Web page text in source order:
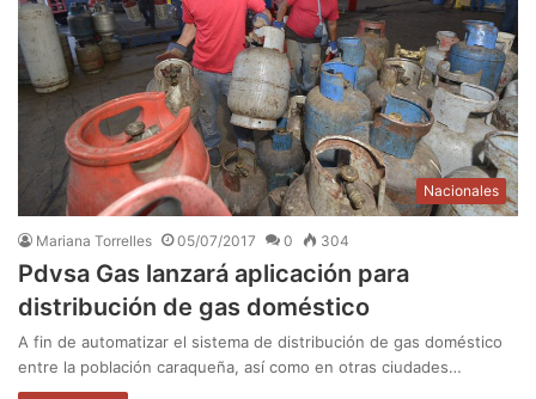
Nacionales
Mariana Torrelles 05/07/2017 0 304
Pdvsa Gas lanzará aplicación para
distribución de gas doméstico
A fin de automatizar el sistema de distribución de gas doméstico
entre la población caraqueña, así como en otras ciudades…